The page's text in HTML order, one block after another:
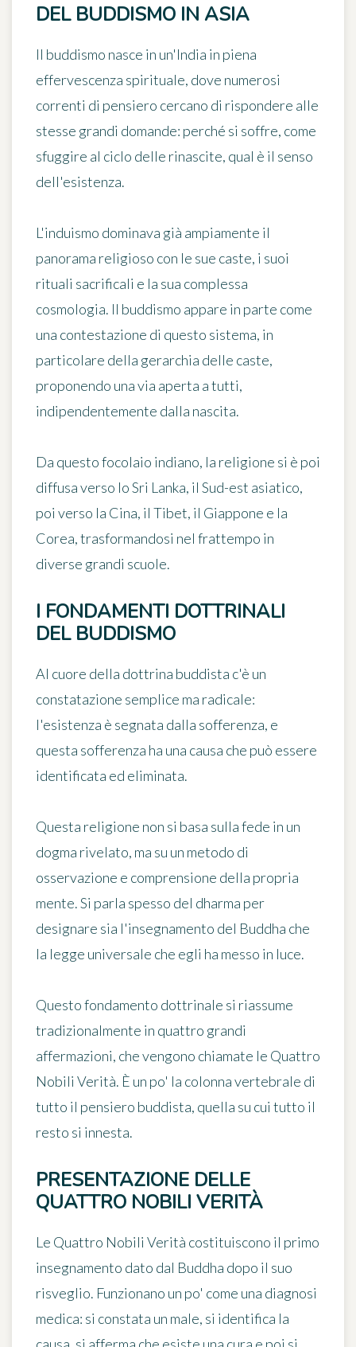
DEL BUDDISMO IN ASIA
Il buddismo nasce in un'India in piena
effervescenza spirituale, dove numerosi
correnti di pensiero cercano di rispondere alle
stesse grandi domande: perché si soffre, come
sfuggire al ciclo delle rinascite, qual è il senso
dell'esistenza.
L'induismo dominava già ampiamente il
panorama religioso con le sue caste, i suoi
rituali sacrificali e la sua complessa
cosmologia. Il buddismo appare in parte come
una contestazione di questo sistema, in
particolare della gerarchia delle caste,
proponendo una via aperta a tutti,
indipendentemente dalla nascita.
Da questo focolaio indiano, la religione si è poi
diffusa verso lo Sri Lanka, il Sud-est asiatico,
poi verso la Cina, il Tibet, il Giappone e la
Corea, trasformandosi nel frattempo in
diverse grandi scuole.
I FONDAMENTI DOTTRINALI
DEL BUDDISMO
Al cuore della dottrina buddista c'è un
constatazione semplice ma radicale:
l'esistenza è segnata dalla sofferenza, e
questa sofferenza ha una causa che può essere
identificata ed eliminata.
Questa religione non si basa sulla fede in un
dogma rivelato, ma su un metodo di
osservazione e comprensione della propria
mente. Si parla spesso del dharma per
designare sia l'insegnamento del Buddha che
la legge universale che egli ha messo in luce.
Questo fondamento dottrinale si riassume
tradizionalmente in quattro grandi
affermazioni, che vengono chiamate le Quattro
Nobili Verità. È un po' la colonna vertebrale di
tutto il pensiero buddista, quella su cui tutto il
resto si innesta.
PRESENTAZIONE DELLE
QUATTRO NOBILI VERITÀ
Le Quattro Nobili Verità costituiscono il primo
insegnamento dato dal Buddha dopo il suo
risveglio. Funzionano un po' come una diagnosi
medica: si constata un male, si identifica la